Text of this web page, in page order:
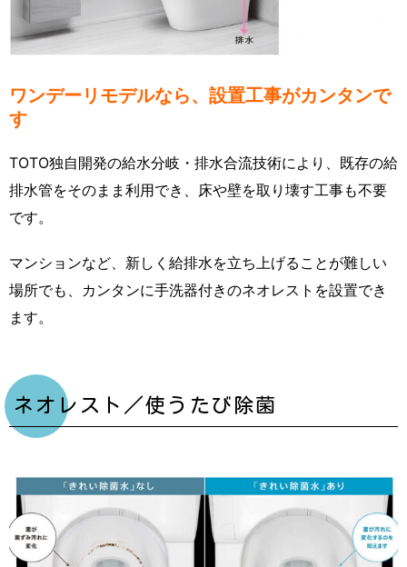
ワンデーリモデルなら、設置工事がカンタンで
す
TOTO独自開発の給水分岐・排水合流技術により、既存の給
排水管をそのまま利用でき、床や壁を取り壊す工事も不要
です。
マンションなど、新しく給排水を立ち上げることが難しい
場所でも、カンタンに手洗器付きのネオレストを設置でき
ます。
ネオレスト／使うたび除菌